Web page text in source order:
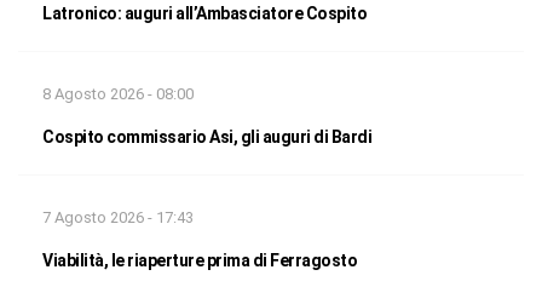
Latronico: auguri all’Ambasciatore Cospito
8 Agosto 2026 - 08:00
Cospito commissario Asi, gli auguri di Bardi
7 Agosto 2026 - 17:43
Viabilità, le riaperture prima di Ferragosto